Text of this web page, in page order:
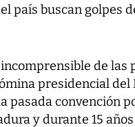
país buscan golpes
de las
presidencial del
pasada convención
y durante 15